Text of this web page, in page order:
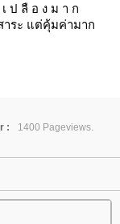
ป ลื อ ง ม า ก
าระ แต่คุ้มค่ามาก
:
1400 Pageviews.